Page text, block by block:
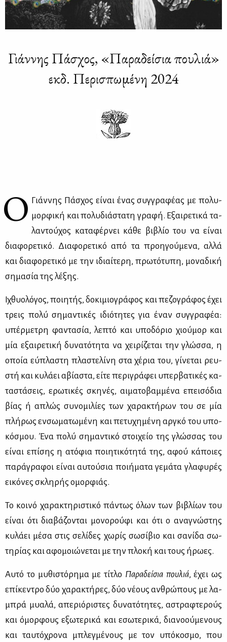
Γιάννης Πάσχος, «Παραδείσια πουλιά»
εκδ. Περισπωμένη 2024
O Γιάν­νης Πά­σχος εί­ναι ένας συγ­γρα­φέ­ας με πο­λυ­
μορ­φι­κή και πο­λυ­διά­στα­τη γρα­φή. Εξαι­ρε­τι­κά τα­
λα­ντού­χος κα­τα­φέρ­νει κά­θε βι­βλίο του να εί­ναι
δια­φο­ρε­τι­κό. Δια­φο­ρε­τι­κό από τα προη­γού­με­να, αλ­λά
και δια­φο­ρε­τι­κό με την ιδιαί­τε­ρη, πρω­τό­τυ­πη, μο­να­δι­κή
ση­μα­σία της λέ­ξης.
Ιχθυο­λό­γος, ποι­η­τής, δο­κι­μιο­γρά­φος και πε­ζο­γρά­φος έχει
τρεις πο­λύ ση­μα­ντι­κές ιδιό­τη­τες για έναν συγ­γρα­φέα:
υπέρ­με­τρη φα­ντα­σία, λε­πτό και υπο­δό­ριο χιού­μορ και
μία εξαι­ρε­τι­κή δυ­να­τό­τη­τα να χει­ρί­ζε­ται την γλώσ­σα, η
οποία εύ­πλα­στη πλα­στε­λί­νη στα χέ­ρια του, γί­νε­ται ρευ­
στή και κυ­λά­ει αβί­α­στα, εί­τε πε­ρι­γρά­φει υπερ­βα­τι­κές κα­
τα­στά­σεις, ερω­τι­κές σκη­νές, αι­μα­το­βαμ­μέ­να επει­σό­δια
βί­ας ή απλώς συ­νο­μι­λί­ες των χα­ρα­κτή­ρων του σε μία
πλή­ρως εν­σω­μα­τω­μέ­νη και πε­τυ­χη­μέ­νη αρ­γκό του υπο­
κό­σμου. Ένα πο­λύ ση­μα­ντι­κό στοι­χείο της γλώσ­σας του
εί­ναι επί­σης η ατό­φια ποι­η­τι­κό­τη­τά της, αφού κά­ποιες
πα­ρά­γρα­φοι εί­ναι αυ­τού­σια ποι­ή­μα­τα γε­μά­τα γλα­φυ­ρές
ει­κό­νες σκλη­ρής ομορ­φιάς.
Το κοι­νό χα­ρα­κτη­ρι­στι­κό πά­ντως όλων των βι­βλί­ων του
εί­ναι ότι δια­βά­ζο­νται μο­νο­ρού­φι και ότι ο ανα­γνώ­στης
κυ­λά­ει μέ­σα στις σε­λί­δες χω­ρίς σω­σί­βιο και σα­νί­δα σω­
τη­ρί­ας και αφο­μοιώ­νε­ται με την πλο­κή και τους ήρω­ες.
Αυ­τό το μυ­θι­στό­ρη­μα με τί­τλο Πα­ρα­δεί­σια που­λιά, έχει ως
επί­κε­ντρο δύο χα­ρα­κτή­ρες, δύο νέ­ους αν­θρώ­πους με λα­
μπρά μυα­λά, απε­ριό­ρι­στες δυ­να­τό­τη­τες, αστρα­φτε­ρούς
και όμορ­φους εξω­τε­ρι­κά και εσω­τε­ρι­κά, δια­νο­ού­με­νους
και ταυ­τό­χρο­να μπλεγ­μέ­νους με τον υπό­κο­σμο, που